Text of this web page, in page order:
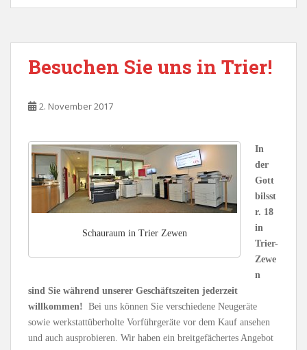
Besuchen Sie uns in Trier!
2. November 2017
Schauraum in Trier Zewen
In
der
Gott
bilsst
r. 18
in
Trier-
Zewe
n
sind Sie während unserer Geschäftszeiten jederzeit
willkommen! Bei uns können Sie verschiedene Neugeräte
sowie werkstattüberholte Vorführgeräte vor dem Kauf ansehen
und auch ausprobieren. Wir haben ein breitgefächertes Angebot